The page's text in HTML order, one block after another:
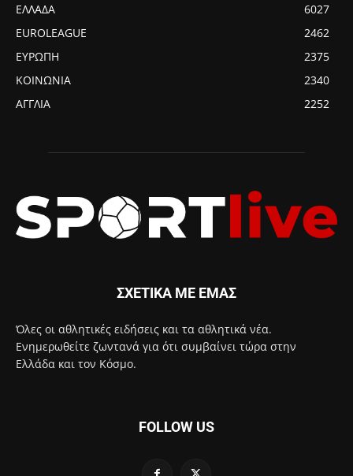
ΕΛΛΑΔΑ
6027
EUROLEAGUE
2462
ΕΥΡΩΠΗ
2375
ΚΟΙΝΩΝΙΑ
2340
ΑΓΓΛΙΑ
2252
ΣΧΕΤΙΚΑ ΜΕ ΕΜΑΣ
Όλες οι αθλητικές ειδήσεις και τα αθλητικά νέα.
Ενημερωθείτε ζωντανά για ότι συμβαίνει τώρα στην
Ελλάδα και τον Κόσμο.
FOLLOW US